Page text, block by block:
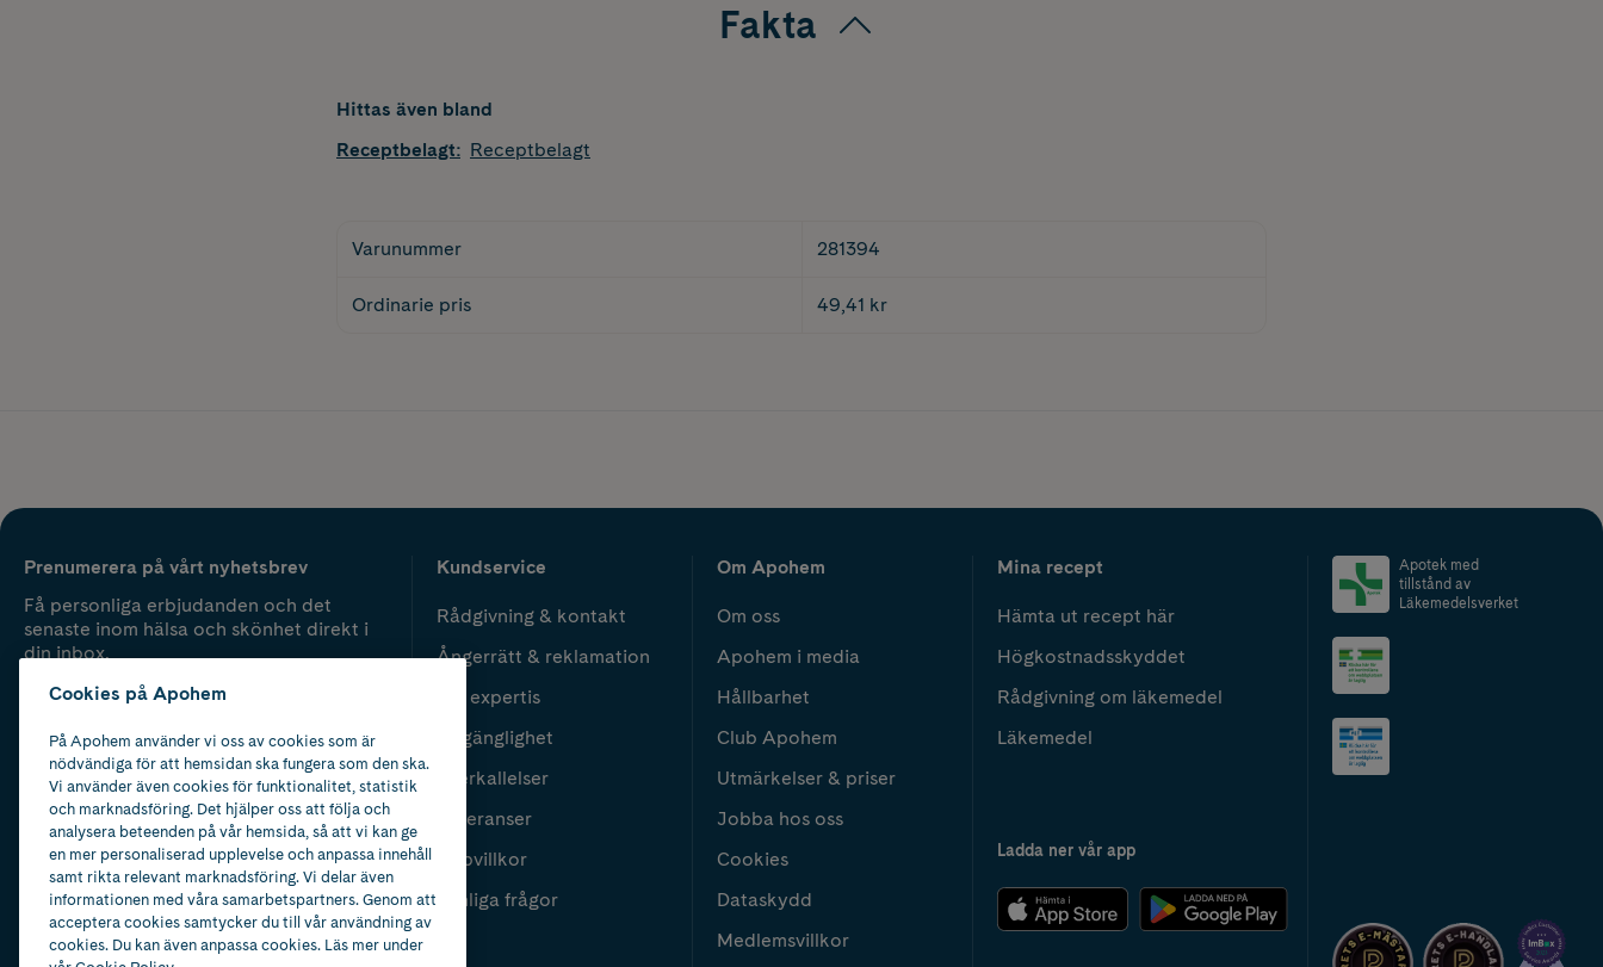
Fakta
Hittas även bland
Receptbelagt: Receptbelagt
Varunummer 281394
Ordinarie pris 49,41 kr
Prenumerera på vårt nyhetsbrev
Få personliga erbjudanden och det
senaste inom hälsa och skönhet direkt i
din inbox.
Kundservice
Rådgivning & kontakt
Ångerrätt & reklamation
Vår expertis
Tillgänglighet
Återkallelser
Leveranser
Köpvillkor
Vanliga frågor
Om Apohem
Om oss
Apohem i media
Hållbarhet
Club Apohem
Utmärkelser & priser
Jobba hos oss
Cookies
Dataskydd
Medlemsvillkor
Mina recept
Hämta ut recept här
Högkostnadsskyddet
Rådgivning om läkemedel
Läkemedel
Ladda ner vår app
Apotek med
tillstånd av
Läkemedelsverket
Cookies på Apohem
På Apohem använder vi oss av cookies som är
nödvändiga för att hemsidan ska fungera som den ska.
Vi använder även cookies för funktionalitet, statistik
och marknadsföring. Det hjälper oss att följa och
analysera beteenden på vår hemsida, så att vi kan ge
en mer personaliserad upplevelse och anpassa innehåll
samt rikta relevant marknadsföring. Vi delar även
informationen med våra samarbetspartners. Genom att
acceptera cookies samtycker du till vår användning av
cookies. Du kan även anpassa cookies. Läs mer under